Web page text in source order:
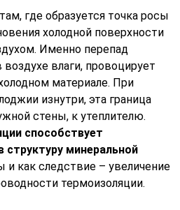
где образуется точка росы
холодной поверхности
Именно перепад
влаги, провоцирует
материале. При
изнутри, эта граница
стены, к утеплителю.
способствует
структуру минеральной
и как следствие – увеличение
термоизоляции.